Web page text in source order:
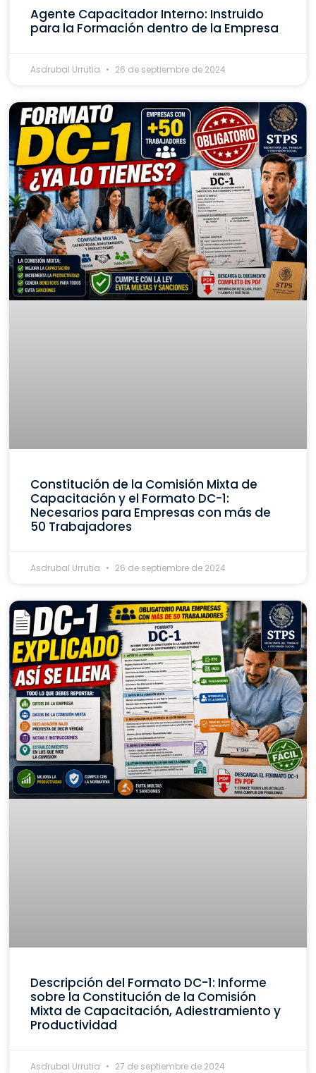
Agente Capacitador Interno: Instruido
para la Formación dentro de la Empresa
Asdrubal Urrutia 26 de septiembre de 2024
Constitución de la Comisión Mixta de
Capacitación y el Formato DC-1:
Necesarios para Empresas con más de
50 Trabajadores
Asdrubal Urrutia 26 de septiembre de 2024
Descripción del Formato DC-1: Informe
sobre la Constitución de la Comisión
Mixta de Capacitación, Adiestramiento y
Productividad
Asdrubal Urrutia 27 de septiembre de 2024